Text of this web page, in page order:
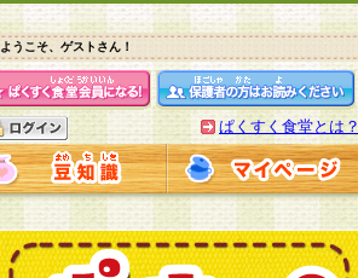
ようこそ、ゲストさん！
ぱくすく食堂とは？